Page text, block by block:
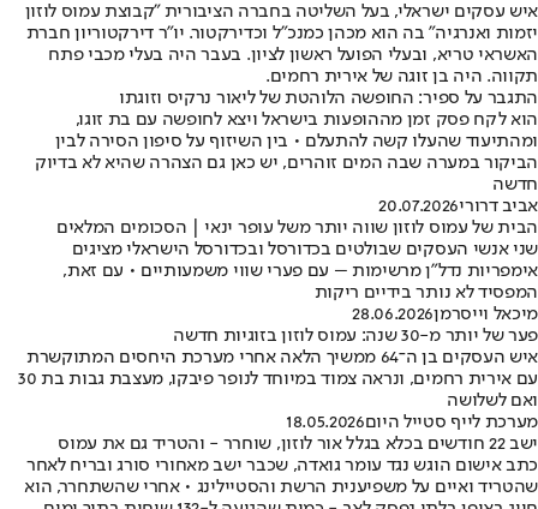
איש עסקים ישראלי, בעל השליטה בחברה הציבורית "קבוצת עמוס לוזון
יזמות ואנרגיה" בה הוא מכהן כמנכ"ל וכדירקטור. יו"ר דירקטוריון חברת
האשראי טריא, ובעלי הפועל ראשון לציון. בעבר היה בעלי מכבי פתח
תקווה. היה בן זוגה של אירית רחמים.
התגבר על ספיר: החופשה הלוהטת של ליאור נרקיס וזוגתו
הוא לקח פסק זמן מההופעות בישראל ויצא לחופשה עם בת זוגו,
ומהתיעוד שהעלו קשה להתעלם • בין השיזוף על סיפון הסירה לבין
הביקור במערה שבה המים זוהרים, יש כאן גם הצהרה שהיא לא בדיוק
חדשה
אביב דרורי20.07.2026
הבית של עמוס לוזון שווה יותר משל עופר ינאי | הסכומים המלאים
שני אנשי העסקים שבולטים בכדורסל ובכדורסל הישראלי מציגים
אימפריות נדל״ן מרשימות – עם פערי שווי משמעותיים • עם זאת,
המפסיד לא נותר בידיים ריקות
מיכאל וייסרמן28.06.2026
פער של יותר מ-30 שנה: עמוס לוזון בזוגיות חדשה
איש העסקים בן ה־64 ממשיך הלאה אחרי מערכת היחסים המתוקשרת
עם אירית רחמים, ונראה צמוד במיוחד לנופר פיבקו, מעצבת גבות בת 30
ואם לשלושה
מערכת לייף סטייל היום18.05.2026
ישב 22 חודשים בכלא בגלל אור לוזון, שוחרר - והטריד גם את עמוס
כתב אישום הוגש נגד עומר גואדה, שכבר ישב מאחורי סורג ובריח לאחר
שהטריד ואיים על משפיענית הרשת והסטיילינג • אחרי שהשתחרר, הוא